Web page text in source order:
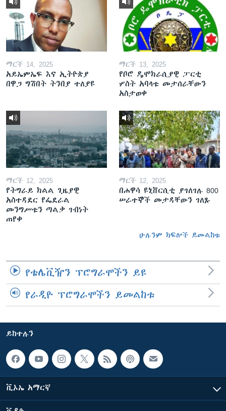
ማርች 14, 2025
አይኤምኤፍ እና ኢትዮጵያ
በዋጋ ግሽበት ትንበያ ተለያዩ
ማርች 13, 2025
የቦሮ ዴሞክራሲያዊ ፓርቲ
ሦስት አባላቱ መታሰራቸውን
አስታወቀ
ማርች 12, 2025
የትግራይ ክልል ጊዜያዊ
አስተዳደር የፌደራል
መንግሥቱን ጣልቃ ገብነት
ጠየቀ
ማርች 12, 2025
በሐዋሳ ዩኒቨርሲቲ ያገለገሉ 800
ሠራተኞች መታዳቸውን ገለጹ
ሁሉንም ክፍሎች ይመልከቱ
የቴሌቪዥን ፕሮግራሞችን ይዩ
የራዲዮ ፕሮግራሞችን ይመልከቱ
ይከተሉን
ቪኦኤ አማርኛ